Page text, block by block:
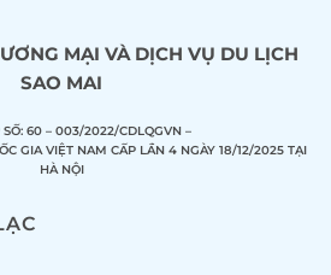
MẠI VÀ DỊCH VỤ DU LỊCH
SAO MAI
SỐ: 60 – 003/2022/CDLQGVN –
GIA VIỆT NAM CẤP LẦN 4 NGÀY 18/12/2025 TẠI
HÀ NỘI